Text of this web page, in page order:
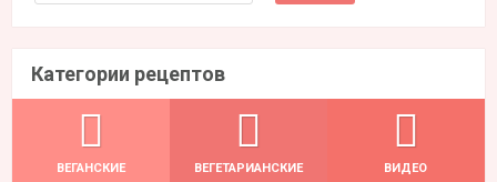
Категории рецептов
ВЕГАНСКИЕ ВЕГЕТАРИАНСКИЕ ВИДЕО